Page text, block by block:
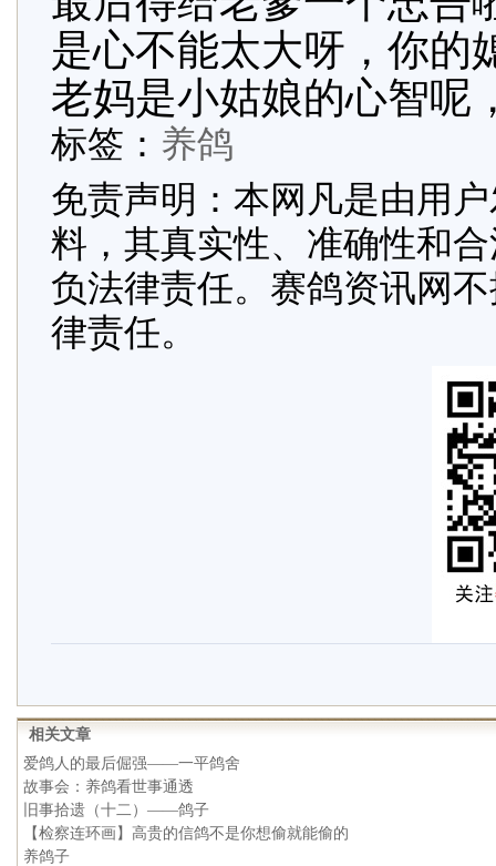
是心不能太大呀，你的
老妈是小姑娘的心智呢
标签： 养鸽
免责声明：本网凡是由用
料，其真实性、准确性和
负法律责任。赛鸽资讯网
律责任。
相关文章
爱鸽人的最后倔强——一平鸽舍
故事会：养鸽看世事通透
旧事拾遗（十二）——鸽子
【检察连环画】高贵的信鸽不是你想偷就能偷的
养鸽子